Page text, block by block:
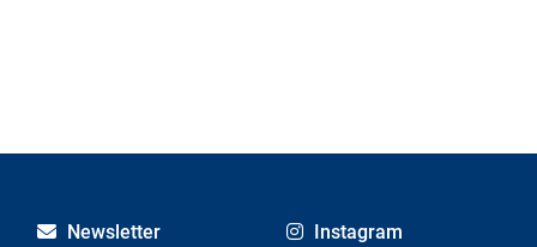
Newsletter Instagram